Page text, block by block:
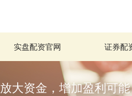
实盘配资官网 证券配
放大资金，增加盈利可能